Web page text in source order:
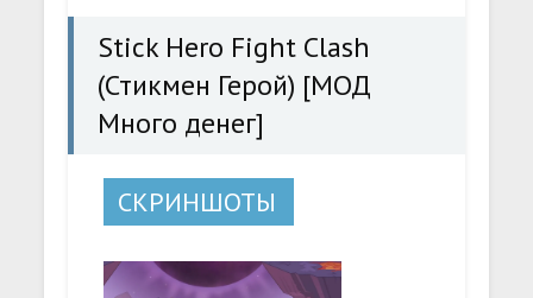
Stick Hero Fight Clash
(Стикмен Герой) [МОД
Много денег]
СКРИНШОТЫ